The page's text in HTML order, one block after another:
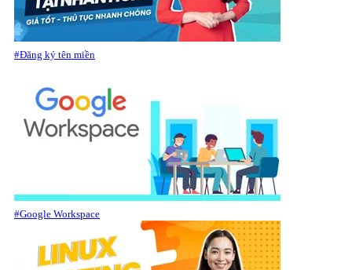
#Đăng ký tên miền
#Google Workspace